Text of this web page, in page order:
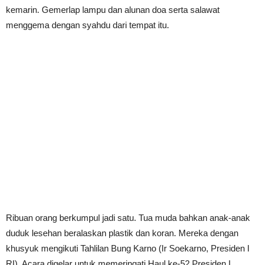
kemarin. Gemerlap lampu dan alunan doa serta salawat
menggema dengan syahdu dari tempat itu.
Ribuan orang berkumpul jadi satu. Tua muda bahkan anak-anak
duduk lesehan beralaskan plastik dan koran. Mereka dengan
khusyuk mengikuti Tahlilan Bung Karno (Ir Soekarno, Presiden I